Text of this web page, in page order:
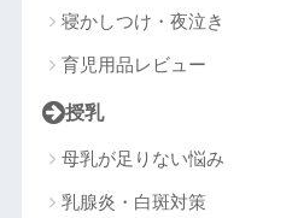
寝かしつけ・夜泣き
育児用品レビュー
授乳
母乳が足りない悩み
乳腺炎・白斑対策